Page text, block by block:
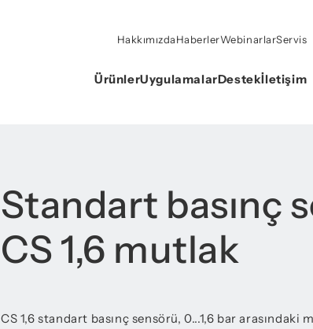
HakkımızdaHaberlerWebinarlarServis
ÜrünlerUygulamalarDestekİletişim
Standart basınç
CS 1,6 mutlak
CS 1,6 standart basınç sensörü, 0...1,6 bar arasındaki